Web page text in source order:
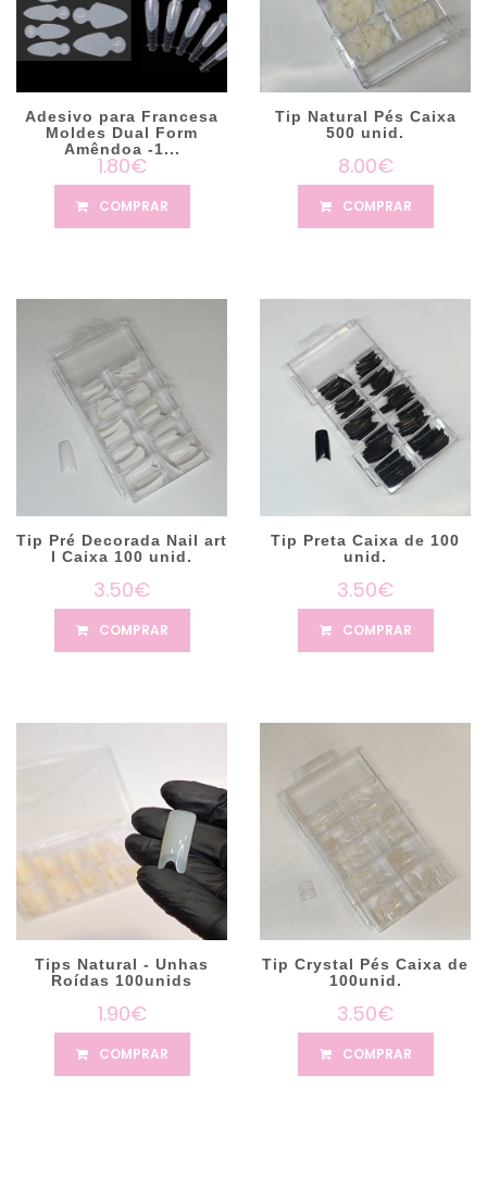
Adesivo para Francesa
Moldes Dual Form
Amêndoa -1...
1.80€
COMPRAR
Tip Natural Pés Caixa
500 unid.
8.00€
COMPRAR
Tip Pré Decorada Nail art
I Caixa 100 unid.
3.50€
COMPRAR
Tip Preta Caixa de 100
unid.
3.50€
COMPRAR
Tips Natural - Unhas
Roídas 100unids
1.90€
COMPRAR
Tip Crystal Pés Caixa de
100unid.
3.50€
COMPRAR